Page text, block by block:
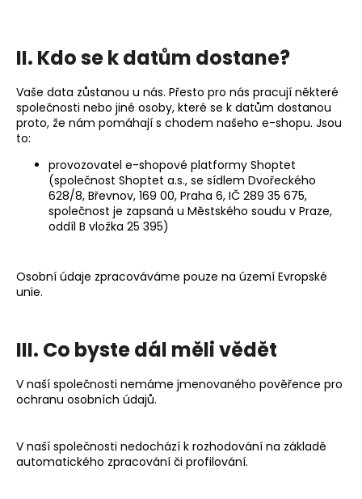
II. Kdo se k datům dostane?
Vaše data zůstanou u nás. Přesto pro nás pracují některé
společnosti nebo jiné osoby, které se k datům dostanou
proto, že nám pomáhají s chodem našeho e-shopu. Jsou
to:
provozovatel e-shopové platformy Shoptet
(společnost Shoptet a.s., se sídlem Dvořeckého
628/8, Břevnov, 169 00, Praha 6, IČ 289 35 675,
společnost je zapsaná u Městského soudu v Praze,
oddíl B vložka 25 395)
Osobní údaje zpracováváme pouze na území Evropské
unie.
III. Co byste dál měli vědět
V naší společnosti nemáme jmenovaného pověřence pro
ochranu osobních údajů.
V naší společnosti nedochází k rozhodování na základě
automatického zpracování či profilování.